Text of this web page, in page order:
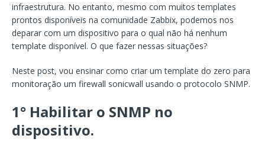
infraestrutura. No entanto, mesmo com muitos templates
prontos disponíveis na comunidade Zabbix, podemos nos
deparar com um dispositivo para o qual não há nenhum
template disponível. O que fazer nessas situações?
Neste post, vou ensinar como criar um template do zero para
monitoração um firewall sonicwall usando o protocolo SNMP.
1° Habilitar o SNMP no
dispositivo.